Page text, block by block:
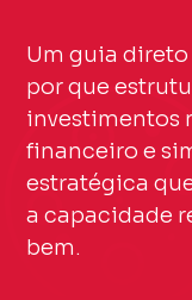
Um guia
por que
investimentos
financeiro e
estratégica
a capacidade
bem.